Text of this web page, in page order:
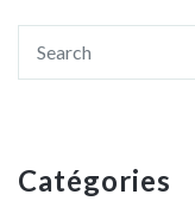
Catégories